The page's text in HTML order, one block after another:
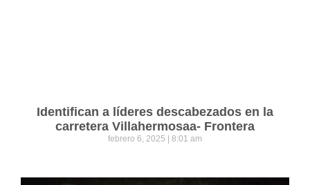
Identifican a líderes descabezados en la
carretera Villahermosaa- Frontera
febrero 6, 2025 8:01 am